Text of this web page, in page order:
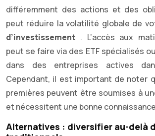
différemment des actions et des
peut réduire la volatilité globale de
d’investissement . L’accès aux
peut se faire via des ETF spécialisés
dans des entreprises actives
Cependant, il est important de noter
premières peuvent être soumises à
et nécessitent une bonne
Alternatives : diversifier au-delà